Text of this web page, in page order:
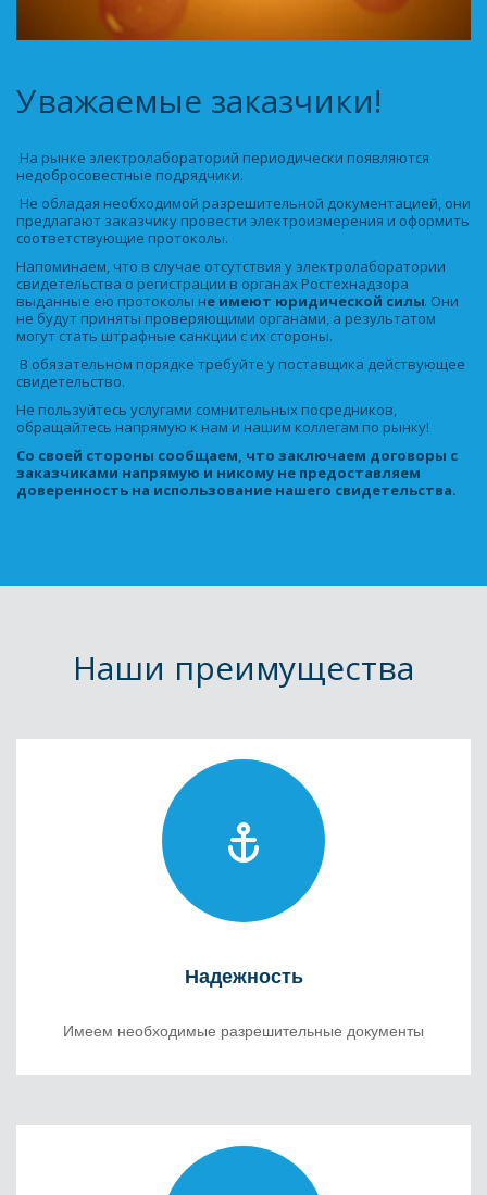
Уважаемые заказчики!
На рынке электролабораторий периодически появляются
недобросовестные подрядчики.
Не обладая необходимой разрешительной документацией, они
предлагают заказчику провести электроизмерения и оформить
соответствующие протоколы.
Напоминаем, что в случае отсутствия у электролаборатории
свидетельства о регистрации в органах Ростехнадзора
выданные ею протоколы не имеют юридической силы. Они
не будут приняты проверяющими органами, а результатом
могут стать штрафные санкции с их стороны.
В обязательном порядке требуйте у поставщика действующее
свидетельство.
Не пользуйтесь услугами сомнительных посредников,
обращайтесь напрямую к нам и нашим коллегам по рынку!
Со своей стороны сообщаем, что заключаем договоры с
заказчиками напрямую и никому не предоставляем
доверенность на использование нашего свидетельства.
Наши преимущества
Надежность
Имеем необходимые разрешительные документы